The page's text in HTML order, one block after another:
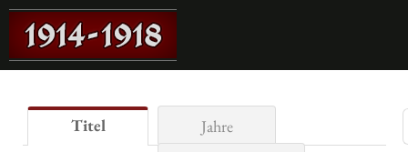
Titel
Jahre